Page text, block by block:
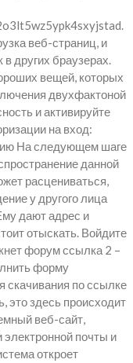
веб-страниц, и
в других браузерах.
вещей, которых
двухфактоной
и активируйте
на вход:
На следующем шаге
данной
расцениваться,
у другого лица
дают адрес и
отыскать. Войдите
форум ссылка 2 –
форму
скачивания по ссылке
это здесь происходит
веб-сайт,
электронной почты и
откроет